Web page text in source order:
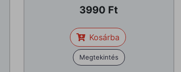
3990
Kosárba
Megtekintés